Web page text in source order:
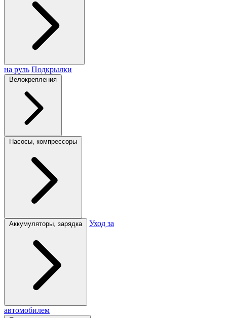
на руль Подкрылки
Велокрепления
Насосы, компрессоры
Аккумуляторы, зарядка Уход за
автомобилем